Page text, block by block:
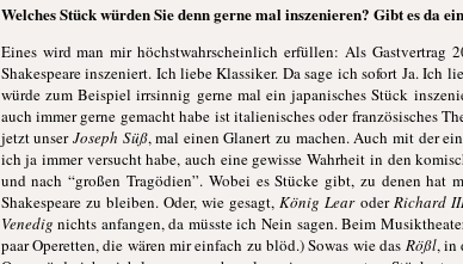
Welches Stück würden Sie denn gerne mal inszenieren? Gibt es da
Eines wird man mir höchstwahrscheinlich erfüllen: Als Gastvertrag
Shakespeare inszeniert. Ich liebe Klassiker. Da sage ich sofort Ja. Ich
würde zum Beispiel irrsinnig gerne mal ein japanisches Stück
auch immer gerne gemacht habe ist italienisches oder französisches
jetzt unserJoseph Süß, mal einen Glanert zu machen. Auch mit der
ich ja immer versucht habe, auch eine gewisse Wahrheit in den
und nach “großen Tragödien”. Wobei es Stücke gibt, zu denen
Shakespeare zu bleiben. Oder, wie gesagt,König LearoderRichard
Venedig nichts anfangen, da müsste ich Nein sagen. Beim
paar Operetten, die wären mir einfach zu blöd.) Sowas wie das Rößl, in